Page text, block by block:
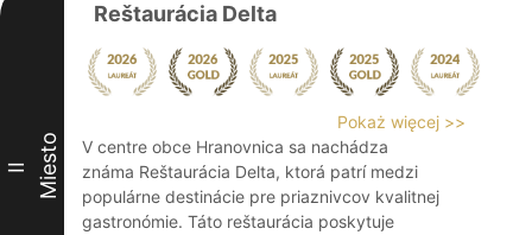
II Miesto
Reštaurácia Delta
Pokaż więcej >>
V centre obce Hranovnica sa nachádza
známa Reštaurácia Delta, ktorá patrí medzi
populárne destinácie pre priaznivcov kvalitnej
gastronómie. Táto reštaurácia poskytuje